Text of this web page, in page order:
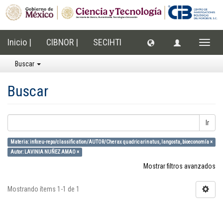
Inicio | CIBNOR | SECIHTI
Buscar
Buscar
Ir
Materia: info:eu-repo/classification/AUTOR/Cherax quadricarinatus, langosta, bioeconomía ×
Autor: LAVINIA NUÑEZ AMAO ×
Mostrar filtros avanzados
Mostrando ítems 1-1 de 1